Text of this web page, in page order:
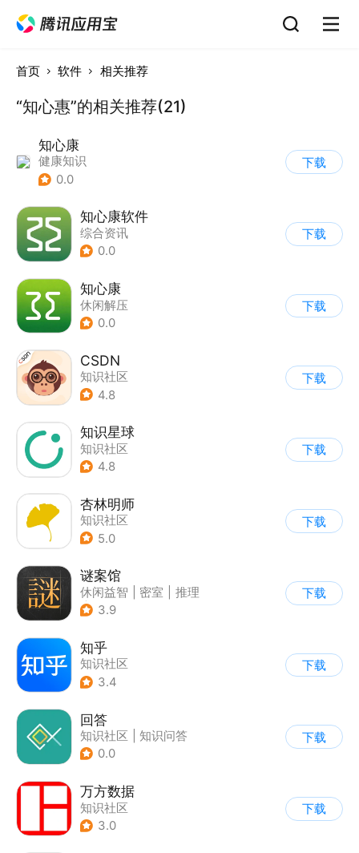
首页 软件 相关推荐
“知心惠”的相关推荐(21)
知心康
健康知识
0.0
下载
知心康软件
综合资讯
0.0
下载
知心康
休闲解压
0.0
下载
CSDN
知识社区
4.8
下载
知识星球
知识社区
4.8
下载
杏林明师
知识社区
5.0
下载
谜案馆
休闲益智 密室
推理
| 密室逃脱
3.9
下载
知乎
知识社区
3.4
下载
回答
知识社区
知识问答
0.0
下载
万方数据
知识社区
3.0
下载